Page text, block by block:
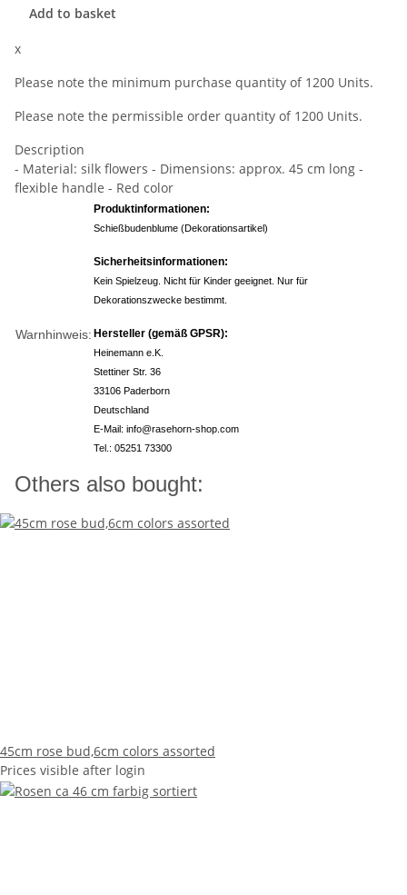
Add to basket
x
Please note the minimum purchase quantity of 1200 Units.
Please note the permissible order quantity of 1200 Units.
Description
- Material: silk flowers - Dimensions: approx. 45 cm long -
flexible handle - Red color
Warnhinweis:
Produktinformationen:
Schießbudenblume (Dekorationsartikel)
Sicherheitsinformationen:
Kein Spielzeug. Nicht für Kinder geeignet. Nur für
Dekorationszwecke bestimmt.
Hersteller (gemäß GPSR):
Heinemann e.K.
Stettiner Str. 36
33106 Paderborn
Deutschland
E-Mail: info@rasehorn-shop.com
Tel.: 05251 73300
Others also bought:
45cm rose bud,6cm colors assorted
Prices visible after login